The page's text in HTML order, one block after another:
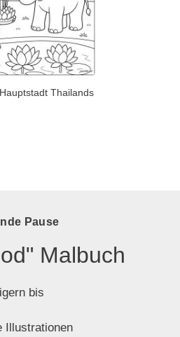
Thailands
Pause
Malbuch
bis
Illustrationen